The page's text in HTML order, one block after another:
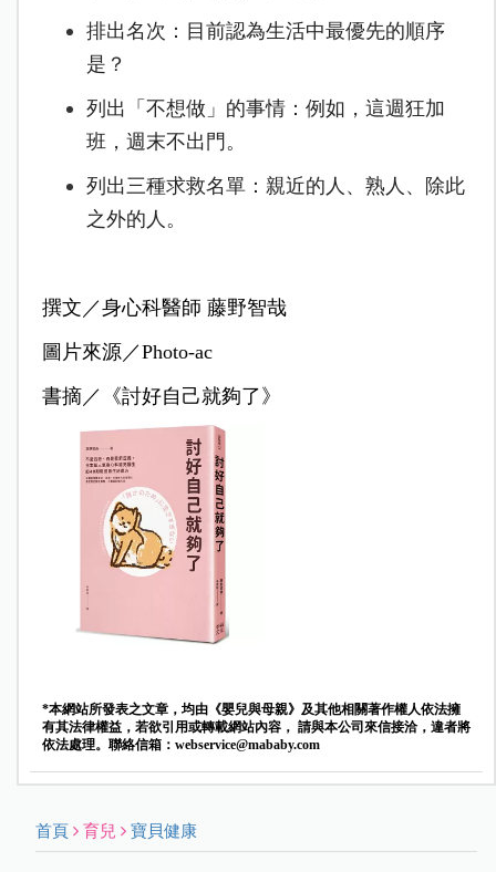
排出名次：目前認為生活中最優先的順序
是？
列出「不想做」的事情：例如，這週狂加
班，週末不出門。
列出三種求救名單：親近的人、熟人、除此
之外的人。
撰文／身心科醫師 藤野智哉
圖片來源／Photo-ac
書摘／ 《討好自己就夠了》
*本網站所發表之文章，均由《嬰兒與母親》及其他相關著作權人依法擁
有其法律權益，若欲引用或轉載網站內容， 請與本公司來信接洽，違者將
依法處理。聯絡信箱： webservice@mababy.com
首頁 育兒 寶貝健康